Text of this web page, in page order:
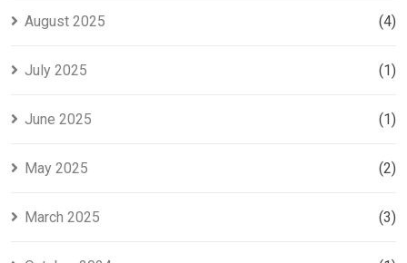
August 2025 (4)
July 2025 (1)
June 2025 (1)
May 2025 (2)
March 2025 (3)